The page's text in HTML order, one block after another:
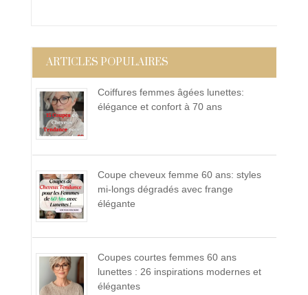
ARTICLES POPULAIRES
Coiffures femmes âgées lunettes:
élégance et confort à 70 ans
Coupe cheveux femme 60 ans: styles
mi-longs dégradés avec frange
élégante
Coupes courtes femmes 60 ans
lunettes : 26 inspirations modernes et
élégantes